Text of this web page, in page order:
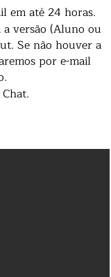
em até 24 horas.
versão (Aluno ou
Se não houver a
por e-mail